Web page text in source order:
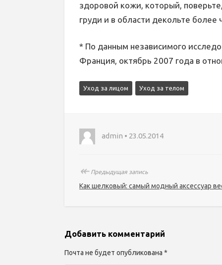
здоровой кожи, который,
груди и в области декольте более
* По данным независимого
Франция, октябрь 2007 года в
Уход за лицом Уход за телом
admin • 23.05.2014
↞Предыдущая запись
Как шелковый: самый модный аксессуар
Добавить комментарий
Почта не будет опубликована *